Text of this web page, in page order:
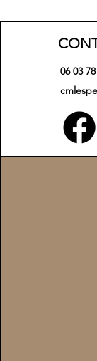
06 03